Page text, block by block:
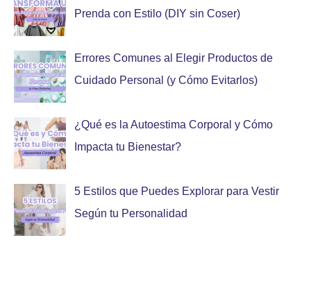
Prenda con Estilo (DIY sin Coser)
Errores Comunes al Elegir Productos de
Cuidado Personal (y Cómo Evitarlos)
¿Qué es la Autoestima Corporal y Cómo
Impacta tu Bienestar?
5 Estilos que Puedes Explorar para Vestir
Según tu Personalidad